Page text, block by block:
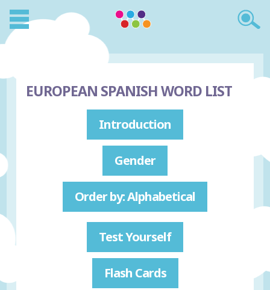
EUROPEAN SPANISH WORD LIST
Introduction
Gender
Order by: Alphabetical
Test Yourself
Flash Cards